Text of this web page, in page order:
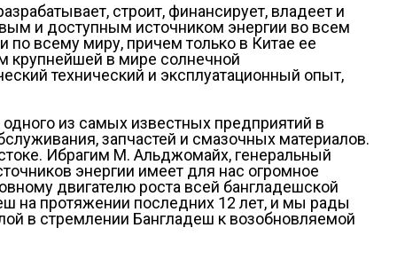
строит, финансирует, владеет и
и доступным источником энергии во всем
по всему миру, причем только в Китае ее
крупнейшей в мире солнечной
технический и эксплуатационный опыт,
из самых известных предприятий в
запчастей и смазочных материалов.
Ибрагим М. Альджомайх, генеральный
энергии имеет для нас огромное
двигателю роста всей бангладешской
на протяжении последних 12 лет, и мы рады
в стремлении Бангладеш к возобновляемой